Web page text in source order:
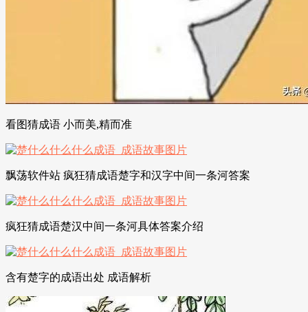
看图猜成语 小而美,精而准
飘荡软件站 疯狂猜成语楚字和汉字中间一条河答案
疯狂猜成语楚汉中间一条河具体答案介绍
含有楚字的成语出处 成语解析